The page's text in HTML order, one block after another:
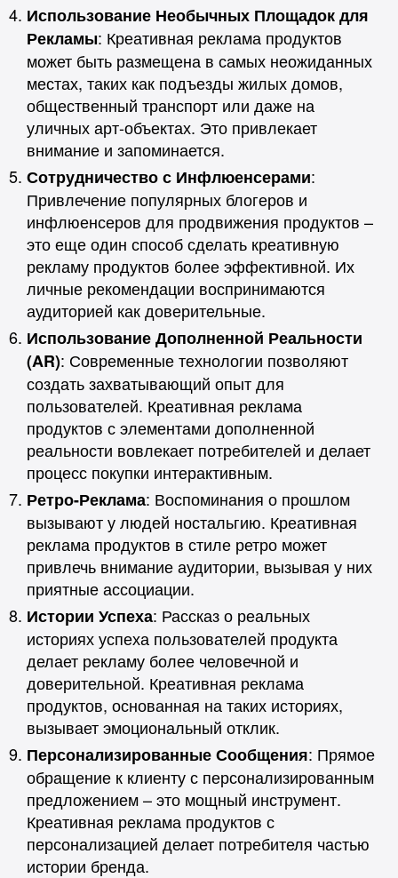
Использование Необычных Площадок для
Рекламы: Креативная реклама продуктов
может быть размещена в самых неожиданных
местах, таких как подъезды жилых домов,
общественный транспорт или даже на
уличных арт-объектах. Это привлекает
внимание и запоминается.
Сотрудничество с Инфлюенсерами:
Привлечение популярных блогеров и
инфлюенсеров для продвижения продуктов –
это еще один способ сделать креативную
рекламу продуктов более эффективной. Их
личные рекомендации воспринимаются
аудиторией как доверительные.
Использование Дополненной Реальности
(AR): Современные технологии позволяют
создать захватывающий опыт для
пользователей. Креативная реклама
продуктов с элементами дополненной
реальности вовлекает потребителей и делает
процесс покупки интерактивным.
Ретро-Реклама: Воспоминания о прошлом
вызывают у людей ностальгию. Креативная
реклама продуктов в стиле ретро может
привлечь внимание аудитории, вызывая у них
приятные ассоциации.
Истории Успеха: Рассказ о реальных
историях успеха пользователей продукта
делает рекламу более человечной и
доверительной. Креативная реклама
продуктов, основанная на таких историях,
вызывает эмоциональный отклик.
Персонализированные Сообщения: Прямое
обращение к клиенту с персонализированным
предложением – это мощный инструмент.
Креативная реклама продуктов с
персонализацией делает потребителя частью
истории бренда.